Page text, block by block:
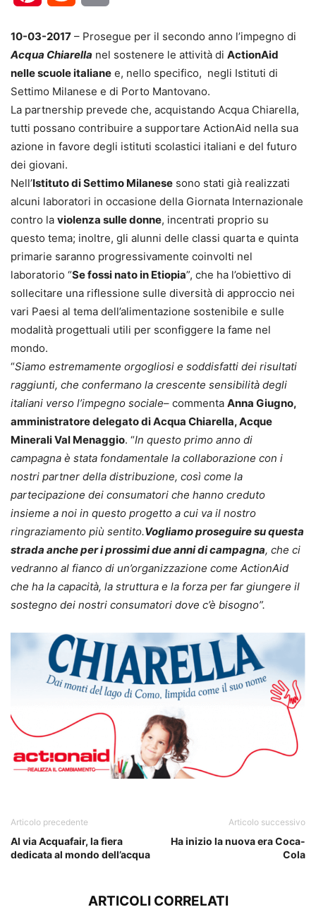
10-03-2017 – Prosegue per il secondo anno l’impegno di
Acqua Chiarella nel sostenere le attività di ActionAid
nelle scuole italiane e, nello specifico, negli Istituti di
Settimo Milanese e di Porto Mantovano.
La partnership prevede che, acquistando Acqua Chiarella,
tutti possano contribuire a supportare ActionAid nella sua
azione in favore degli istituti scolastici italiani e del futuro
dei giovani.
Nell’Istituto di Settimo Milanese sono stati già realizzati
alcuni laboratori in occasione della Giornata Internazionale
contro la violenza sulle donne, incentrati proprio su
questo tema; inoltre, gli alunni delle classi quarta e quinta
primarie saranno progressivamente coinvolti nel
laboratorio “Se fossi nato in Etiopia”, che ha l’obiettivo di
sollecitare una riflessione sulle diversità di approccio nei
vari Paesi al tema dell’alimentazione sostenibile e sulle
modalità progettuali utili per sconfiggere la fame nel
mondo.
“Siamo estremamente orgogliosi e soddisfatti dei risultati
raggiunti, che confermano la crescente sensibilità degli
italiani verso l’impegno sociale– commenta Anna Giugno,
amministratore delegato di Acqua Chiarella, Acque
Minerali Val Menaggio. “In questo primo anno di
campagna è stata fondamentale la collaborazione con i
nostri partner della distribuzione, così come la
partecipazione dei consumatori che hanno creduto
insieme a noi in questo progetto a cui va il nostro
ringraziamento più sentito.Vogliamo proseguire su questa
strada anche per i prossimi due anni di campagna, che ci
vedranno al fianco di un’organizzazione come ActionAid
che ha la capacità, la struttura e la forza per far giungere il
sostegno dei nostri consumatori dove c’è bisogno”.
Articolo precedente
Al via Acquafair, la fiera
dedicata al mondo dell’acqua
Articolo successivo
Ha inizio la nuova era Coca-
Cola
ARTICOLI CORRELATI